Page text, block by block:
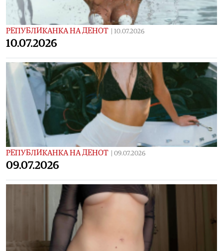
РЕПУБЛИКАНКА НА ДЕНОТ 10.07.2026
10.07.2026
РЕПУБЛИКАНКА НА ДЕНОТ 09.07.2026
09.07.2026